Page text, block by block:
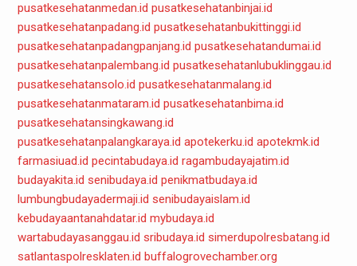
pusatkesehatanmedan.id pusatkesehatanbinjai.id
pusatkesehatanpadang.id pusatkesehatanbukittinggi.id
pusatkesehatanpadangpanjang.id pusatkesehatandumai.id
pusatkesehatanpalembang.id pusatkesehatanlubuklinggau.id
pusatkesehatansolo.id pusatkesehatanmalang.id
pusatkesehatanmataram.id pusatkesehatanbima.id
pusatkesehatansingkawang.id
pusatkesehatanpalangkaraya.id apotekerku.id apotekmk.id
farmasiuad.id pecintabudaya.id ragambudayajatim.id
budayakita.id senibudaya.id penikmatbudaya.id
lumbungbudayadermaji.id senibudayaislam.id
kebudayaantanahdatar.id mybudaya.id
wartabudayasanggau.id sribudaya.id simerdupolresbatang.id
satlantaspolresklaten.id buffalogrovechamber.org